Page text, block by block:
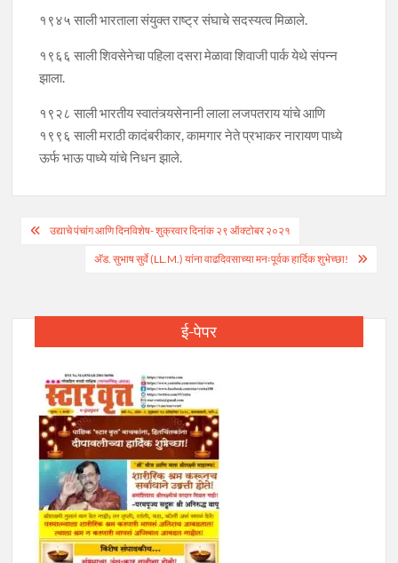
१९४५ साली भारताला संयुक्त राष्ट्र संघाचे सदस्यत्व मिळाले.
१९६६ साली शिवसेनेचा पहिला दसरा मेळावा शिवाजी पार्क येथे संपन्न
झाला.
१९२८ साली भारतीय स्वातंत्र्यसेनानी लाला लजपतराय यांचे आणि
१९९६ साली मराठी कादंबरीकार, कामगार नेते प्रभाकर नारायण पाध्ये
ऊर्फ भाऊ पाध्ये यांचे निधन झाले.
Post
navigation
उद्याचे पंचांग आणि दिनविशेष- शुक्रवार दिनांक २९ ऑक्टोबर २०२१
अ‍ॅड. सुभाष सुर्वे (LL.M.) यांना वाढदिवसाच्या मनःपूर्वक हार्दिक शुभेच्छा!
ई-पेपर